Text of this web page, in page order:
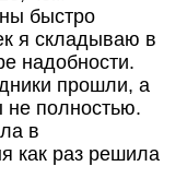
быстро
я складываю в
надобности.
прошли, а
не полностью.
в
как раз решила